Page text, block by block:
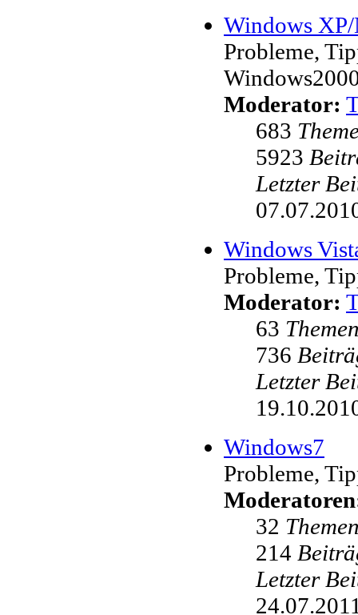
Windows
Probleme,
Moderator:
683
5923
Letzter
Windows
Probleme,
Moderator:
63
736
Letzter
Windows7
Probleme,
32
214
Letzter